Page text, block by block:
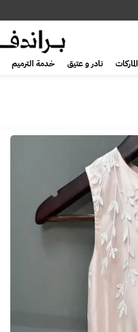
الماركات نادر و عتيق خدمة الترميم